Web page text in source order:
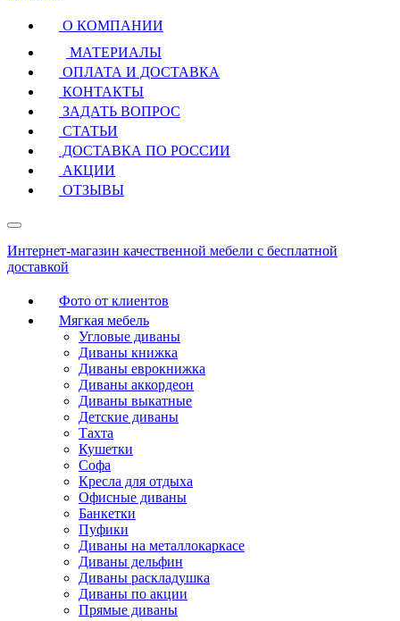
О КОМПАНИИ
МАТЕРИАЛЫ
ОПЛАТА И ДОСТАВКА
КОНТАКТЫ
ЗАДАТЬ ВОПРОС
СТАТЬИ
ДОСТАВКА ПО РОССИИ
АКЦИИ
ОТЗЫВЫ
Интернет-магазин качественной мебели с бесплатной
доставкой
Фото от клиентов
Мягкая мебель
Угловые диваны
Диваны книжка
Диваны еврокнижка
Диваны аккордеон
Диваны выкатные
Детские диваны
Тахта
Кушетки
Софа
Кресла для отдыха
Офисные диваны
Банкетки
Пуфики
Диваны на металлокаркасе
Диваны дельфин
Диваны раскладушка
Диваны по акции
Прямые диваны